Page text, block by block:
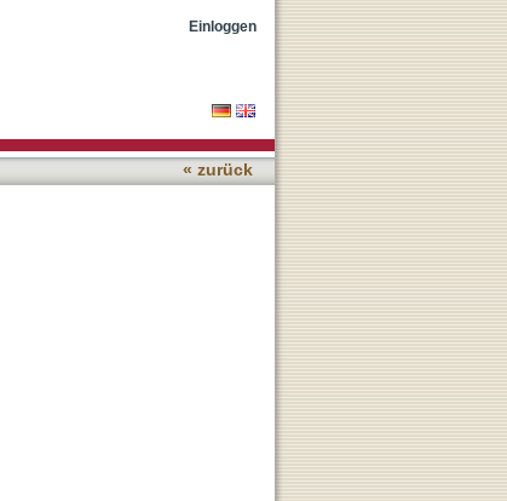
Einloggen
« zurück